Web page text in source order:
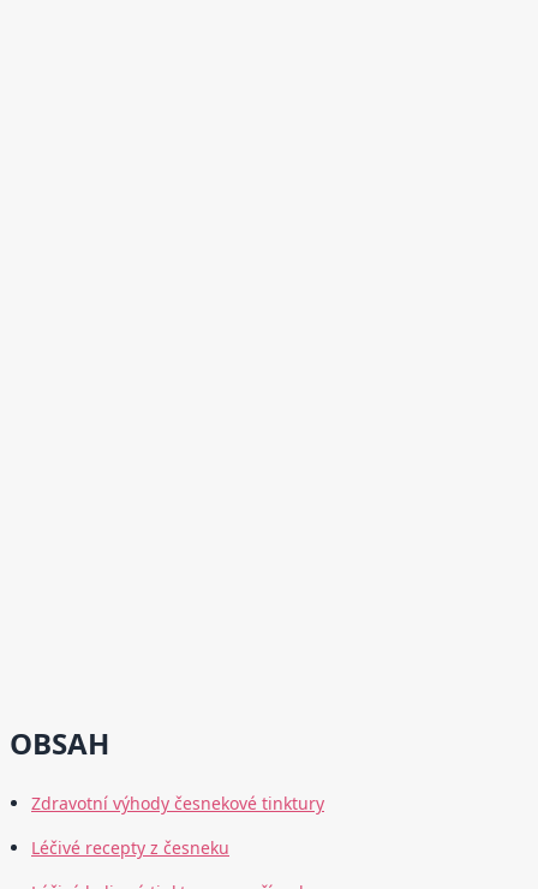
OBSAH
Zdravotní výhody česnekové tinktury
Léčivé recepty z česneku